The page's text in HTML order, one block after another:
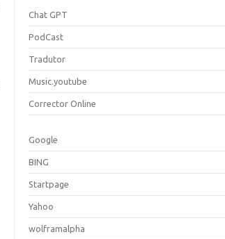
Chat GPT
PodCast
Tradutor
Music.youtube
Corrector Online
Google
BING
Startpage
Yahoo
wolframalpha